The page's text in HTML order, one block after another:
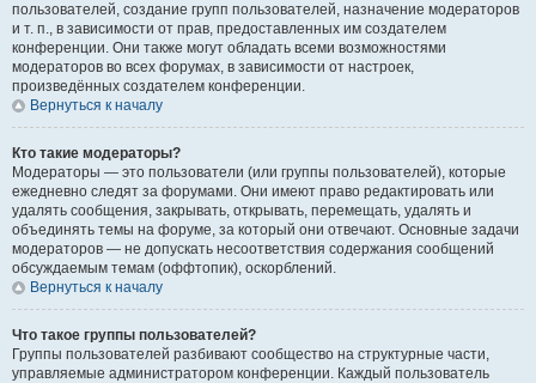
пользователей, создание групп пользователей, назначение модераторов
и т. п., в зависимости от прав, предоставленных им создателем
конференции. Они также могут обладать всеми возможностями
модераторов во всех форумах, в зависимости от настроек,
произведённых создателем конференции.
Вернуться к началу
Кто такие модераторы?
Модераторы — это пользователи (или группы пользователей), которые
ежедневно следят за форумами. Они имеют право редактировать или
удалять сообщения, закрывать, открывать, перемещать, удалять и
объединять темы на форуме, за который они отвечают. Основные задачи
модераторов — не допускать несоответствия содержания сообщений
обсуждаемым темам (оффтопик), оскорблений.
Вернуться к началу
Что такое группы пользователей?
Группы пользователей разбивают сообщество на структурные части,
управляемые администратором конференции. Каждый пользователь